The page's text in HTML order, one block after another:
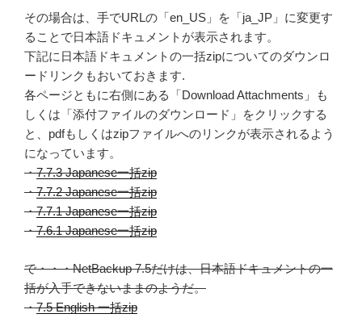
その場合は、手でURLの「en_US」を「ja_JP」に変更す
ることで日本語ドキュメントが表示されます。
下記に日本語ドキュメントの一括zipについてのダウンロ
ードリンクもおいておきます.
各ページともに右側にある「Download Attachments」も
しくは「添付ファイルのダウンロード」をクリックする
と、pdfもしくはzipファイルへのリンクが表示されるよう
になっています。
・7.7.3 Japanese一括zip
・7.7.2 Japanese一括zip
・7.7.1 Japanese一括zip
・7.6.1 Japanese一括zip
で・・・NetBackup 7.5だけは、日本語ドキュメントの一
括が入手できないままのようだ。
・7.5 English 一括zip